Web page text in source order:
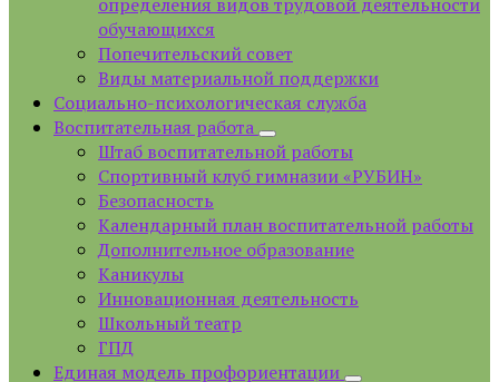
обучающихся
Попечительский совет
Виды материальной поддержки
Социально-психологическая служба
Воспитательная работа
Штаб воспитательной работы
Спортивный клуб гимназии «РУБИН»
Безопасность
Календарный план воспитательной работы
Дополнительное образование
Каникулы
Инновационная деятельность
Школьный театр
ГПД
Единая модель профориентации